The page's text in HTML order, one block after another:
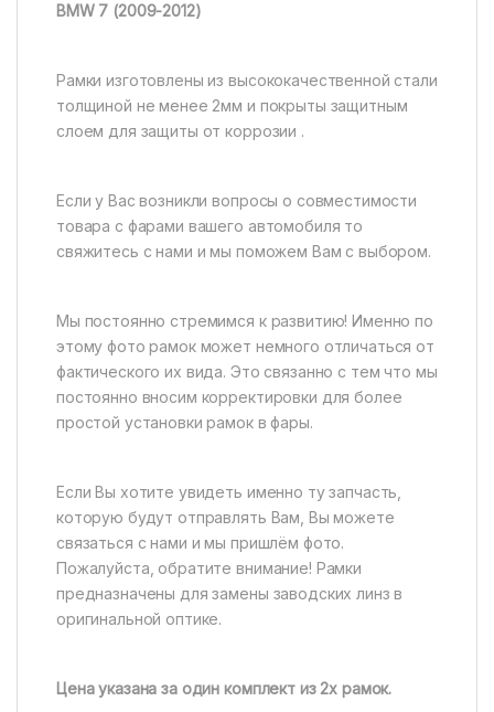
BMW 7 (2009-2012)
Рамки изготовлены из высококачественной стали
толщиной не менее 2мм и покрыты защитным
слоем для защиты от коррозии .
Если у Вас возникли вопросы о совместимости
товара с фарами вашего автомобиля то
свяжитесь с нами и мы поможем Вам с выбором.
Мы постоянно стремимся к развитию! Именно по
этому фото рамок может немного отличаться от
фактического их вида. Это связанно с тем что мы
постоянно вносим корректировки для более
простой установки рамок в фары.
Если Вы хотите увидеть именно ту запчасть,
которую будут отправлять Вам, Вы можете
связаться с нами и мы пришлём фото.
Пожалуйста, обратите внимание! Рамки
предназначены для замены заводских линз в
оригинальной оптике.
Цена указана за один комплект из 2х рамок.